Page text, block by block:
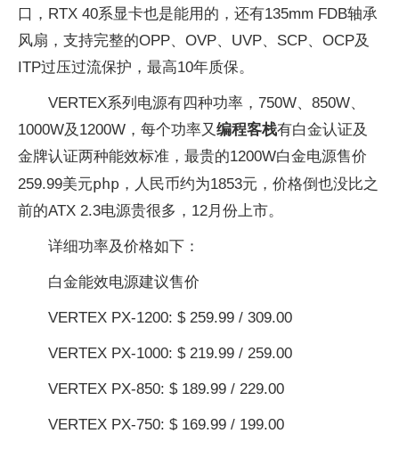
口，RTX 40系显卡也是能用的，还有135mm FDB轴承
风扇，支持完整的OPP、OVP、UVP、SCP、OCP及
ITP过压过流保护，最高10年质保。
VERTEX系列电源有四种功率，750W、850W、
1000W及1200W，每个功率又 编程客栈有白金认证及
金牌认证两种能效标准，最贵的1200W白金电源售价
259.99美元php ，人民币约为1853元，价格倒也没比之
前的ATX 2.3电源贵很多，12月份上市。
详细功率及价格如下：
白金能效电源建议售价
VERTEX PX-1200: $ 259.99 / 309.00
VERTEX PX-1000: $ 219.99 / 259.00
VERTEX PX-850: $ 189.99 / 229.00
VERTEX PX-750: $ 169.99 / 199.00